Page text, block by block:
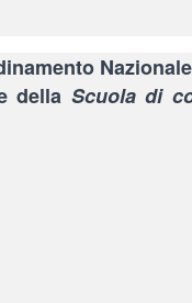
della Scuola di